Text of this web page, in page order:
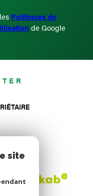
Politiques de
de Google
site